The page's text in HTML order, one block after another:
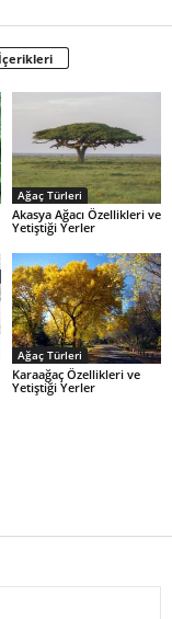
Ağaç Türleri
Akasya Ağacı Özellikleri ve
Yetiştiği Yerler
Ağaç Türleri
Karaağaç Özellikleri ve
Yetiştiği Yerler